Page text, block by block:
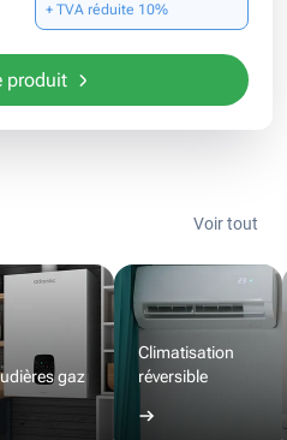
+ TVA réduite 10%
produit
Voir tout
gaz
Climatisation
réversible